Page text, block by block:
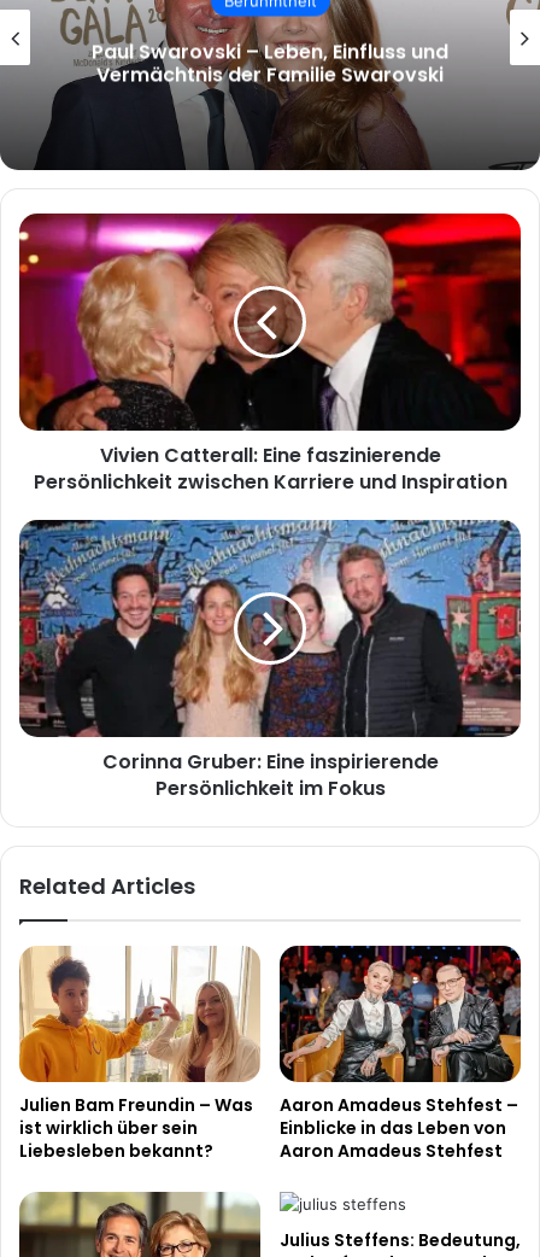
malcolm.mcrae – Wer ist Malcolm
McRae und warum wächst das Interesse
an ihm?
Vivien
Catterall:
Eine
faszinierende
Persönlichkeit
zwischen
Karriere
und
Inspiration
Vivien Catterall: Eine faszinierende
Persönlichkeit zwischen Karriere und Inspiration
Corinna
Gruber:
Eine
inspirierende
Persönlichkeit
im
Fokus
Corinna Gruber: Eine inspirierende
Persönlichkeit im Fokus
Related Articles
Julien Bam Freundin – Was
ist wirklich über sein
Liebesleben bekannt?
Aaron Amadeus Stehfest –
Einblicke in das Leben von
Aaron Amadeus Stehfest
Julius Steffens: Bedeutung,